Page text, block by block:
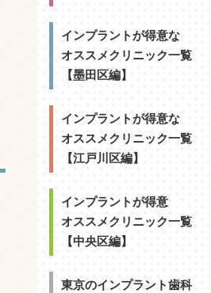
インプラントが得意な
オススメクリニック一覧
【墨田区編】
インプラントが得意な
オススメクリニック一覧
【江戸川区編】
インプラントが得意
オススメクリニック一覧
【中央区編】
東京のインプラント歯科